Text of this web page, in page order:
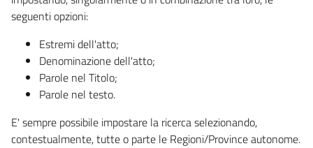
seguenti opzioni:
Estremi dell'atto;
Denominazione dell'atto;
Parole nel Titolo;
Parole nel testo.
E' sempre possibile impostare la ricerca selezionando,
contestualmente, tutte o parte le Regioni/Province autonome.